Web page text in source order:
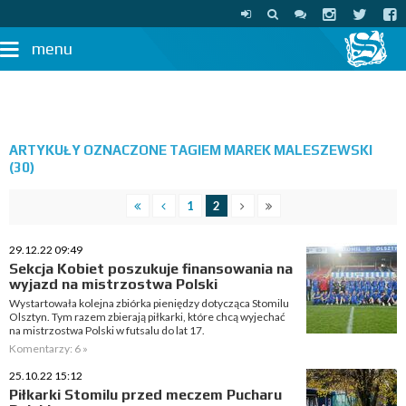
menu
ARTYKUŁY OZNACZONE TAGIEM MAREK MALESZEWSKI
(30)
1 2
29.12.22 09:49
Sekcja Kobiet poszukuje finansowania na
wyjazd na mistrzostwa Polski
Wystartowała kolejna zbiórka pieniędzy dotycząca Stomilu
Olsztyn. Tym razem zbierają piłkarki, które chcą wyjechać
na mistrzostwa Polski w futsalu do lat 17.
Komentarzy: 6 »
25.10.22 15:12
Piłkarki Stomilu przed meczem Pucharu